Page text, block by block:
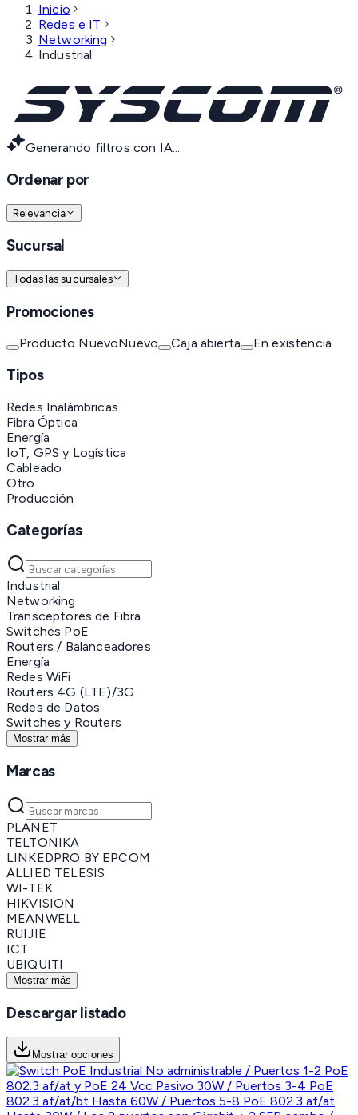
Inicio
Redes e IT
Networking
Industrial
Generando filtros con IA...
Ordenar por
Relevancia
Sucursal
Todas las sucursales
Promociones
Producto NuevoNuevo Caja abierta En existencia
Tipos
Redes Inalámbricas
Fibra Óptica
Energía
IoT, GPS y Logística
Cableado
Otro
Producción
Categorías
Industrial
Networking
Transceptores de Fibra
Switches PoE
Routers / Balanceadores
Energía
Redes WiFi
Routers 4G (LTE)/3G
Redes de Datos
Switches y Routers
Mostrar más
Marcas
PLANET
TELTONIKA
LINKEDPRO BY EPCOM
ALLIED TELESIS
WI-TEK
HIKVISION
MEANWELL
RUIJIE
ICT
UBIQUITI
Mostrar más
Descargar listado
Mostrar opciones